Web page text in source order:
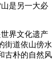
是另一大必
界文化遗产
街道依山傍水
古朴的自然风